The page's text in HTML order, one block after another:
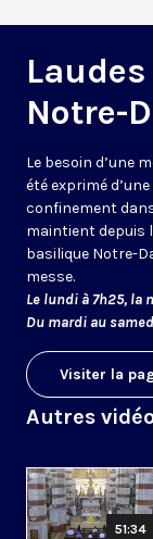
Notre-
Le besoin d’une
été exprimé
confinement
maintient depuis
basilique Notre-
messe.
Le lundi à 7h25, la
Du mardi au
Visiter la
Autres
51:34